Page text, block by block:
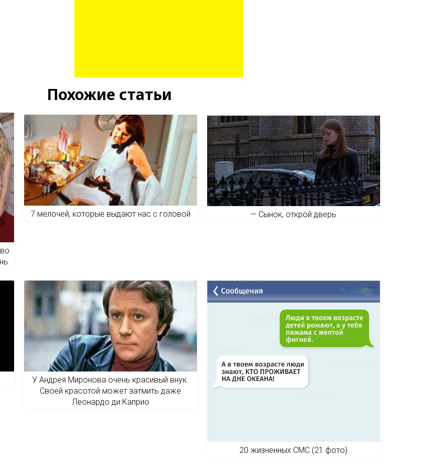
Похожие статьи
7 мелочей, которые выдают нас с головой — Сынок, открой дверь
У Андрея Миронова очень красивый внук.
Своей красотой может затмить даже
Леонардо ди Каприо
20 жизненных СМС (21 фото)